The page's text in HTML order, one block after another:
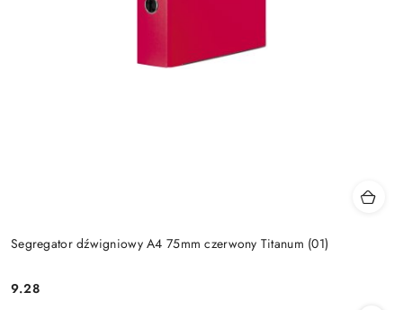
Segregator dźwigniowy A4 75mm czerwony Titanum (01)
Cena:
9.28